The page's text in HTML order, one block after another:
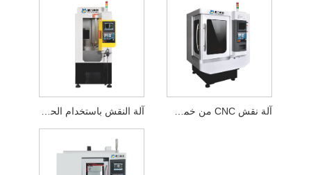
آلة النقش باستخدام الحاسب الآلي ذات خمسة محاور للمجوهرات آلة نقش CNC من خمسة محاور اليشم